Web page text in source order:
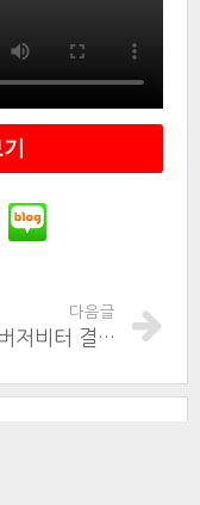
다음글
비터 결승골